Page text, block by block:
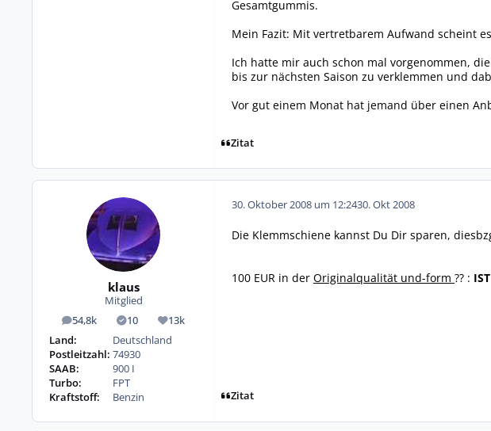
Gesamtgummis.
Mein Fazit: Mit vertretbarem Aufwand scheint
Ich hatte mir auch schon mal vorgenommen,
bis zur nächsten Saison zu verklemmen und
Vor gut einem Monat hat jemand über einen
Zitat
klaus
Mitglied
54,8k
Beiträge 10
Lösungen13k
Reputation
Land:
Deutschland
Postleitzahl: 74930
SAAB:
900 I
Turbo:
FPT
Kraftstoff:
Benzin
30. Oktober 2008 um 12:2430. Okt 2008
Die Klemmschiene kannst Du Dir sparen,
100 EUR in der Originalqualität und-form ?? :
Zitat